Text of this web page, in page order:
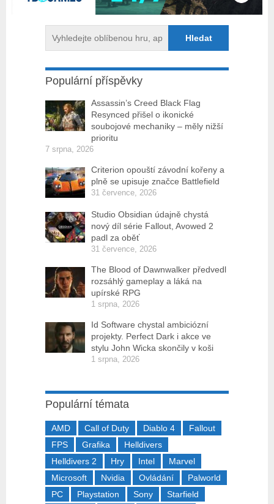
Populární příspěvky
Assassin’s Creed Black Flag
Resynced přišel o ikonické
soubojové mechaniky – měly nižší
prioritu
7 srpna, 2026
Criterion opouští závodní kořeny a
plně se upisuje značce Battlefield
31 července, 2026
Studio Obsidian údajně chystá
nový díl série Fallout, Avowed 2
padl za oběť
31 července, 2026
The Blood of Dawnwalker předvedl
rozsáhlý gameplay a láká na
upírské RPG
1 srpna, 2026
Id Software chystal ambiciózní
projekty. Perfect Dark i akce ve
stylu John Wicka skončily v koši
1 srpna, 2026
Populární témata
AMD Call of Duty Diablo 4
Fallout
FPS
Grafika
Helldivers
Helldivers 2
Hry Intel
Marvel
Microsoft
Nvidia Ovládání
Palworld
PC
Playstation Sony
Starfield